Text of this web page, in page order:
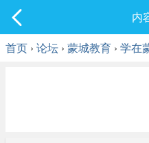
内
首页 › 论坛 › 蒙城教育 › 学在